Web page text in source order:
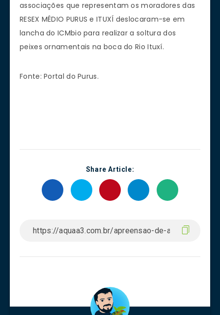
associações que representam os moradores das
RESEX MÉDIO PURUS e ITUXÍ deslocaram-se em
lancha do ICMbio para realizar a soltura dos
peixes ornamentais na boca do Rio Ituxí.
Fonte: Portal do Purus.
Share Article: